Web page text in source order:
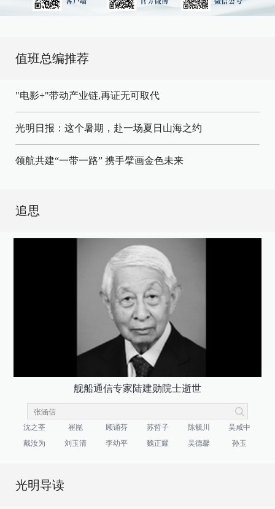
值班总编推荐
"电影+"带动产业链,再证无可取代
光明日报：这个暑期，赴一场夏日山海之约
领航共建“一带一路” 携手擘画金色未来
追思
舰船通信专家陆建勋院士逝世
沈之荃 崔崑 顾诵芬 苏哲子 陈毓川
吴咸中
戴汝为
刘玉清 李幼平 魏正耀 吴德馨 孙玉
光明导读